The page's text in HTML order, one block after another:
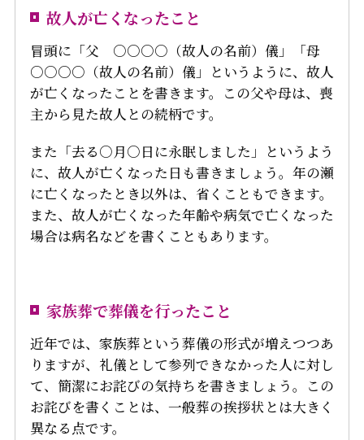
故人が亡くなったこと
冒頭に「父 ○○○○（故人の名前）儀」「母
○○○○（故人の名前）儀」というように、故人
が亡くなったことを書きます。この父や母は、喪
主から見た故人との続柄です。
また「去る○月○日に永眠しました」というよう
に、故人が亡くなった日も書きましょう。年の瀬
に亡くなったとき以外は、省くこともできます。
また、故人が亡くなった年齢や病気で亡くなった
場合は病名などを書くこともあります。
家族葬で葬儀を行ったこと
近年では、家族葬という葬儀の形式が増えつつあ
りますが、礼儀として参列できなかった人に対し
て、簡潔にお詫びの気持ちを書きましょう。この
お詫びを書くことは、一般葬の挨拶状とは大きく
異なる点です。